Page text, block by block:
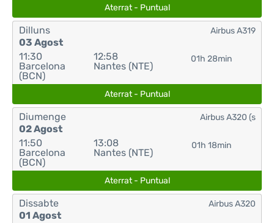
Aterrat - Puntual
Dilluns
03 Agost
11:30
Barcelona
(BCN)
12:58
Nantes (NTE)
01h 28min
Airbus A319
Aterrat - Puntual
Diumenge
02 Agost
11:50
Barcelona
(BCN)
13:08
Nantes (NTE)
01h 18min
Airbus A320 (s
Aterrat - Puntual
Dissabte
01 Agost
Airbus A320